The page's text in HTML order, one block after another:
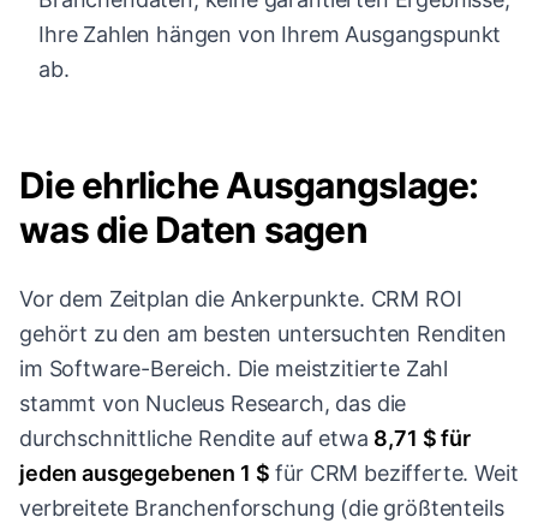
Ihre Zahlen hängen von Ihrem Ausgangspunkt
ab.
Die ehrliche Ausgangslage:
was die Daten sagen
Vor dem Zeitplan die Ankerpunkte. CRM ROI
gehört zu den am besten untersuchten Renditen
im Software-Bereich. Die meistzitierte Zahl
stammt von Nucleus Research, das die
durchschnittliche Rendite auf etwa 8,71 $ für
jeden ausgegebenen 1 $ für CRM bezifferte. Weit
verbreitete Branchenforschung (die größtenteils